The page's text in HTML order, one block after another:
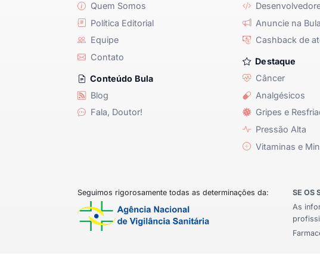
Quem Somos
Política Editorial
Equipe
Contato
Conteúdo Bula
Blog
Fala, Doutor!
Anuncie na Bula
Cashback de
Destaque
Câncer
Analgésicos
Gripes e
Pressão Alta
Vitaminas e
Seguimos rigorosamente todas as determinações da:
SE OS
As